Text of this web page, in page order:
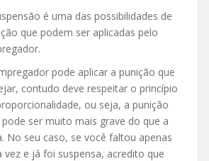
é uma das possibilidades de
que podem ser aplicadas pelo
pode aplicar a punição que
contudo deve respeitar o princípio
ou seja, a punição
ser muito mais grave do que a
No seu caso, se você faltou apenas
vez e já foi suspensa, acredito que